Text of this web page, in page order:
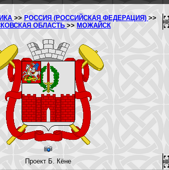
>> РОССИЯ (РОССИЙСКАЯ ФЕДЕРАЦИЯ) >>
ОБЛАСТЬ >> МОЖАЙСК
Проект Б. Кёне